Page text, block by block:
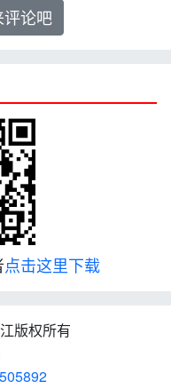
论吧
点击这里下载
版权所有